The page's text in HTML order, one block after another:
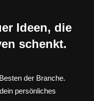
Ideen, die
schenkt.
der Branche.
persönliches